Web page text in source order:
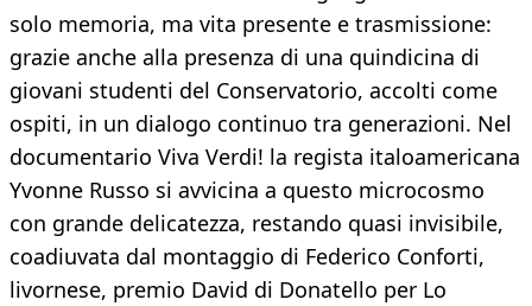
solo memoria, ma vita presente e trasmissione:
grazie anche alla presenza di una quindicina di
giovani studenti del Conservatorio, accolti come
ospiti, in un dialogo continuo tra generazioni. Nel
documentario Viva Verdi! la regista italoamericana
Yvonne Russo si avvicina a questo microcosmo
con grande delicatezza, restando quasi invisibile,
coadiuvata dal montaggio di Federico Conforti,
livornese, premio David di Donatello per Lo